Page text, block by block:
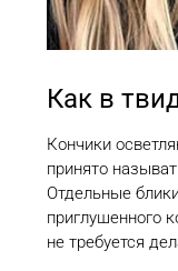
Как в
Кончики
принято
Отдельные
приглушенного
не требуется